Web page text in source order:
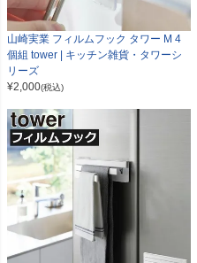
山崎実業 フィルムフック タワー M 4
個組 tower | キッチン雑貨・タワーシ
リーズ
¥2,000(税込)